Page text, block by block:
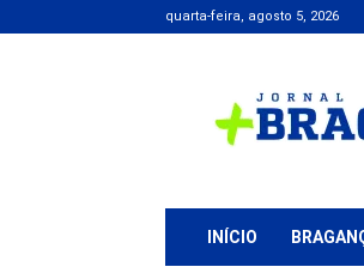
quarta-feira, agosto 5, 2026
+
Bragança
INÍCIO